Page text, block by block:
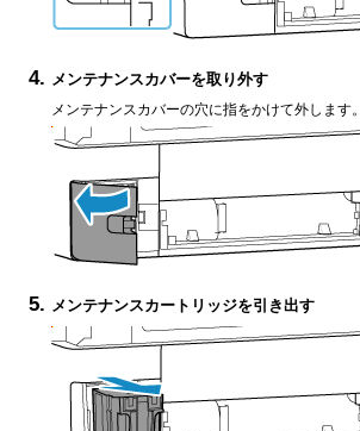
メンテナンスカバーを取り外す
メンテナンスカバーの穴に指をかけて外します。
メンテナンスカートリッジを引き出す